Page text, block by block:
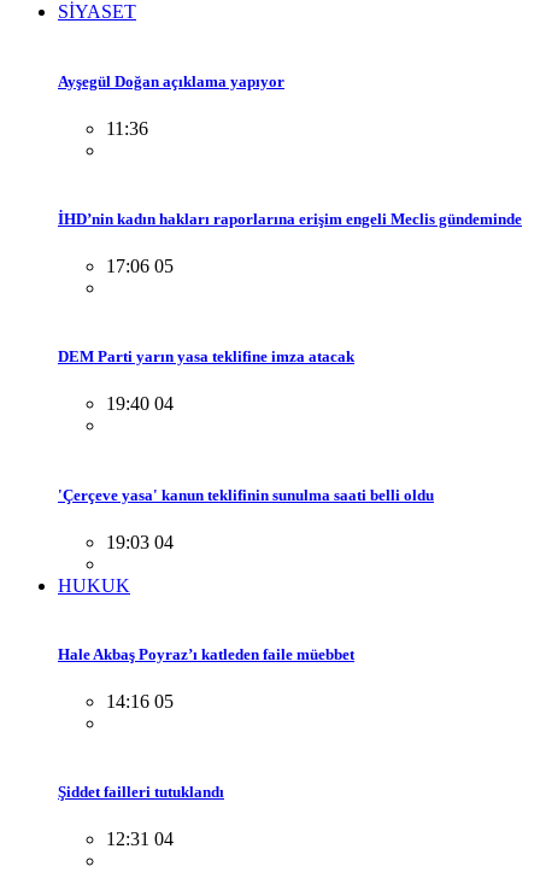
SİYASET
Ayşegül Doğan açıklama yapıyor
11:36
İHD’nin kadın hakları raporlarına erişim engeli Meclis gündeminde
17:06 05
DEM Parti yarın yasa teklifine imza atacak
19:40 04
'Çerçeve yasa' kanun teklifinin sunulma saati belli oldu
19:03 04
HUKUK
Hale Akbaş Poyraz’ı katleden faile müebbet
14:16 05
Şiddet failleri tutuklandı
12:31 04